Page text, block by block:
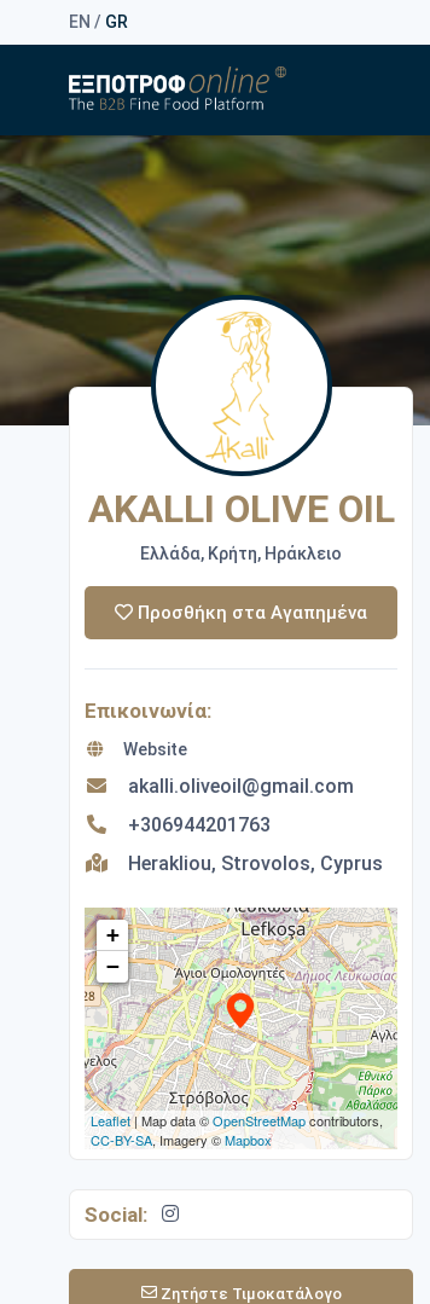
EN / GR
AKALLI OLIVE OIL
Ελλάδα, Κρήτη, Ηράκλειο
Προσθήκη στα Αγαπημένα
Επικοινωνία:
Website
akalli.oliveoil@gmail.com
+306944201763
Herakliou, Strovolos, Cyprus
+
−
Leaflet| Map data ©OpenStreetMapcontributors,
CC-BY-SA, Imagery ©Mapbox
Social:
Ζητήστε Τιμοκατάλογο